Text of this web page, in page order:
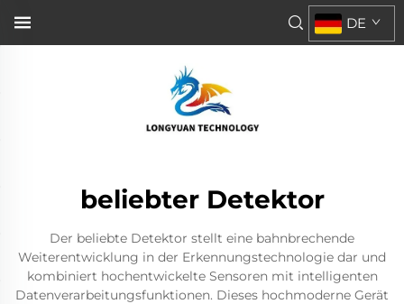
DE
beliebter Detektor
Der beliebte Detektor stellt eine bahnbrechende
Weiterentwicklung in der Erkennungstechnologie dar und
kombiniert hochentwickelte Sensoren mit intelligenten
Datenverarbeitungsfunktionen. Dieses hochmoderne Gerät